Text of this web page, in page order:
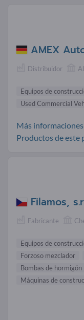
AMEX
Distribuidor
Equipos de
Used Commercial
Más
Productos de este
Filamos,
Fabricante
Equipos de
Forzoso mezclador
Bombas de hormigón
Máquinas de